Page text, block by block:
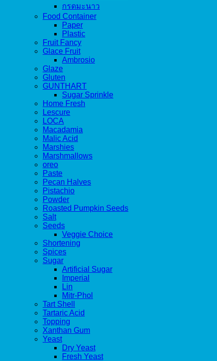
กรดมะนาว
Food Container
Paper
Plastic
Fruit Fancy
Glace Fruit
Ambrosio
Glaze
Gluten
GUNTHART
Sugar Sprinkle
Home Fresh
Lescure
LOCA
Macadamia
Malic Acid
Marshies
Marshmallows
oreo
Paste
Pecan Halves
Pistachio
Powder
Roasted Pumpkin Seeds
Salt
Seeds
Veggie Choice
Shortening
Spices
Sugar
Artificial Sugar
Imperial
Lin
Mitr-Phol
Tart Shell
Tartaric Acid
Topping
Xanthan Gum
Yeast
Dry Yeast
Fresh Yeast